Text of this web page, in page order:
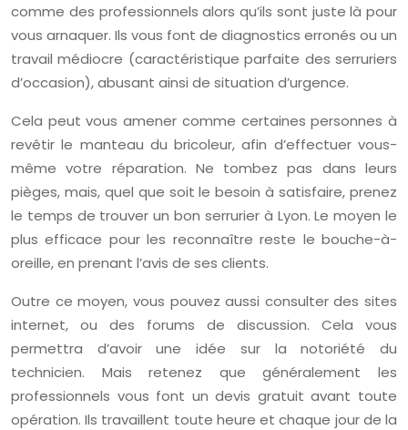
comme des professionnels alors qu’ils sont juste là pour
vous arnaquer. Ils vous font de diagnostics erronés ou un
travail médiocre (caractéristique parfaite des serruriers
d’occasion), abusant ainsi de situation d’urgence.
Cela peut vous amener comme certaines personnes à
revêtir le manteau du bricoleur, afin d’effectuer vous-
même votre réparation. Ne tombez pas dans leurs
pièges, mais, quel que soit le besoin à satisfaire, prenez
le temps de trouver un bon serrurier à Lyon. Le moyen le
plus efficace pour les reconnaître reste le bouche-à-
oreille, en prenant l’avis de ses clients.
Outre ce moyen, vous pouvez aussi consulter des sites
internet, ou des forums de discussion. Cela vous
permettra d’avoir une idée sur la notoriété du
technicien. Mais retenez que généralement les
professionnels vous font un devis gratuit avant toute
opération. Ils travaillent toute heure et chaque jour de la